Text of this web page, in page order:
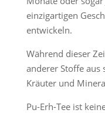
einzigartigen
entwickeln.
Während dieser
anderer Stoffe aus
Kräuter und
Pu-Erh-Tee ist